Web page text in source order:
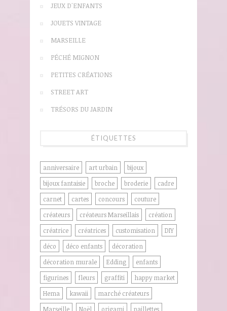
JEUX D'ENFANTS
JOUETS VINTAGE
MARSEILLE
PÉCHÉ MIGNON
PETITES CRÉATIONS
STREET ART
TRÉSORS DU JARDIN
ÉTIQUETTES
anniversaire art urbain
bijoux
bijoux fantaisie
broche broderie
cadre
carnet
cartes concours
couture
créateurs
créateurs Marseillais
création
créatrice
créatrices customisation
DIY
déco
déco enfants
décoration
décoration murale
Edding
enfants
figurines
fleurs graffiti
happy market
Hema
kawaii
marché créateurs
Marseille
Noël origami paillettes